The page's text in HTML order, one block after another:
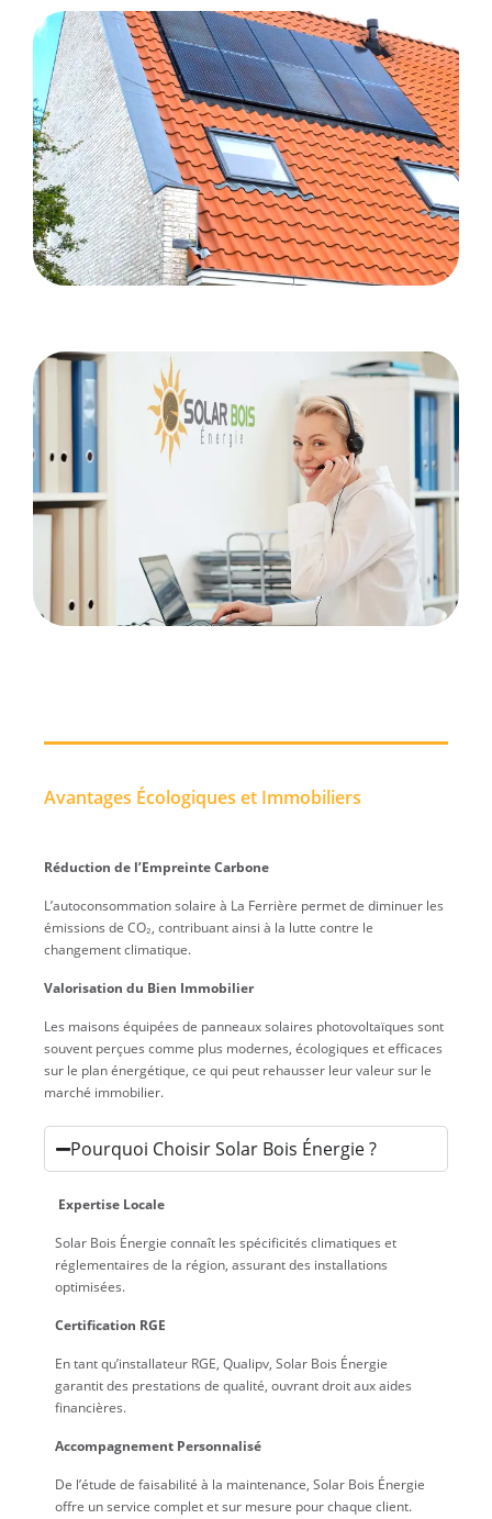
Avantages Écologiques et Immobiliers
Réduction de l’Empreinte Carbone
L’autoconsommation solaire à La Ferrière permet de diminuer les
émissions de CO₂, contribuant ainsi à la lutte contre le
changement climatique.
Valorisation du Bien Immobilier
Les maisons équipées de panneaux solaires photovoltaïques sont
souvent perçues comme plus modernes, écologiques et efficaces
sur le plan énergétique, ce qui peut rehausser leur valeur sur le
marché immobilier.
Pourquoi Choisir Solar Bois Énergie ?
Expertise Locale
Solar Bois Énergie connaît les spécificités climatiques et
réglementaires de la région, assurant des installations
optimisées.
Certification RGE
En tant qu’installateur RGE, Qualipv, Solar Bois Énergie
garantit des prestations de qualité, ouvrant droit aux aides
financières.
Accompagnement Personnalisé
De l’étude de faisabilité à la maintenance, Solar Bois Énergie
offre un service complet et sur mesure pour chaque client.